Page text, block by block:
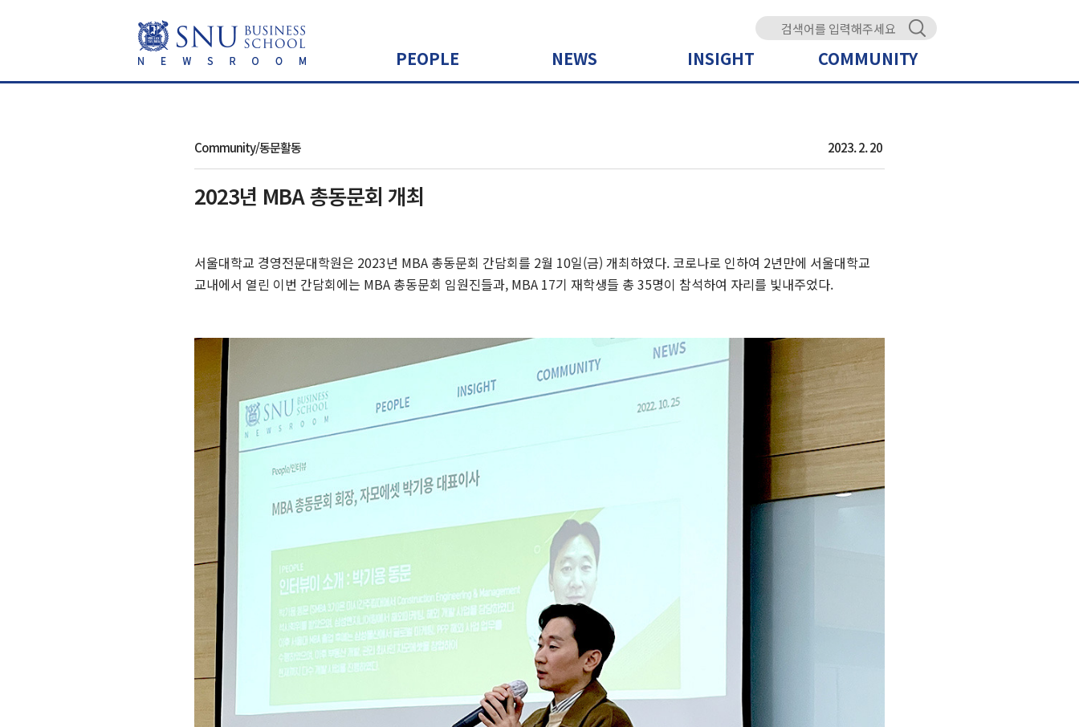
PEOPLE NEWS INSIGHT COMMUNITY
Community/동문활동 2023. 2. 20
2023년 MBA 총동문회 개최
서울대학교 경영전문대학원은 2023년 MBA 총동문회 간담회를 2월 10일(금) 개최하였다. 코로나로 인하여 2년만에 서울대학교
교내에서 열린 이번 간담회에는 MBA 총동문회 임원진들과, MBA 17기 재학생들 총 35명이 참석하여 자리를 빛내주었다.